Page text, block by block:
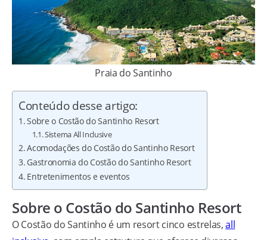
Praia do Santinho
Conteúdo desse artigo:
Sobre o Costão do Santinho Resort
Sistema All Inclusive
Acomodações do Costão do Santinho Resort
Gastronomia do Costão do Santinho Resort
Entretenimentos e eventos
Sobre o Costão do Santinho Resort
O Costão do Santinho é um resort cinco estrelas,all